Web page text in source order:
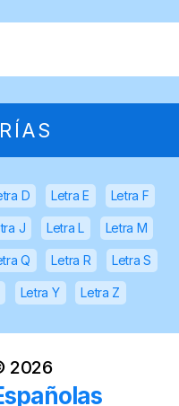
D Letra E Letra F
J Letra L Letra M
Q Letra R Letra S
Letra Y Letra Z
2026